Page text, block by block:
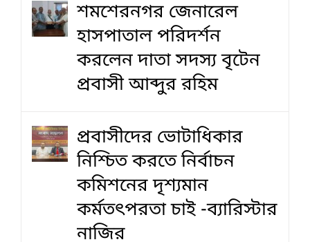
শমশেরনগর জেনারেল
হাসপাতাল পরিদর্শন
করলেন দাতা সদস্য বৃটেন
প্রবাসী আব্দুর রহিম
প্রবাসীদের ভোটাধিকার
নিশ্চিত করতে নির্বাচন
কমিশনের দৃশ‍্যমান
কর্মতৎপরতা চাই -ব্যারিস্টার
নাজির